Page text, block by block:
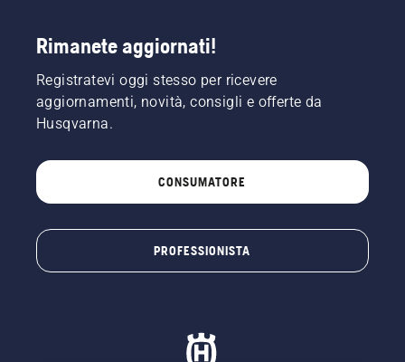
Rimanete aggiornati!
Registratevi oggi stesso per ricevere
aggiornamenti, novità, consigli e offerte da
Husqvarna.
CONSUMATORE
PROFESSIONISTA